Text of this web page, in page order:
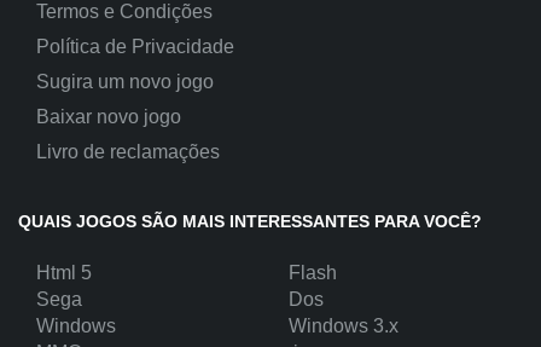
Termos e Condições
Política de Privacidade
Sugira um novo jogo
Baixar novo jogo
Livro de reclamações
QUAIS JOGOS SÃO MAIS INTERESSANTES PARA VOCÊ?
Html 5
Flash
Sega
Dos
Windows
Windows 3.x